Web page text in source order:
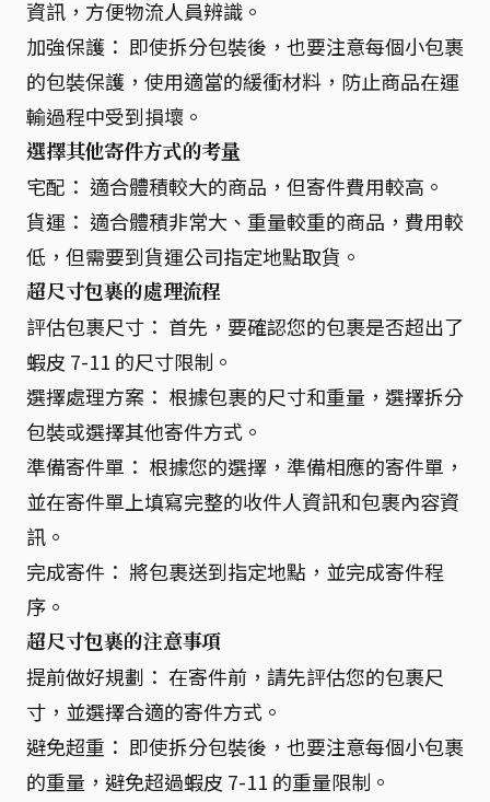
資訊，方便物流人員辨識。
加強保護： 即使拆分包裝後，也要注意每個小包裹
的包裝保護，使用適當的緩衝材料，防止商品在運
輸過程中受到損壞。
選擇其他寄件方式的考量
宅配： 適合體積較大的商品，但寄件費用較高。
貨運： 適合體積非常大、重量較重的商品，費用較
低，但需要到貨運公司指定地點取貨。
超尺寸包裹的處理流程
評估包裹尺寸： 首先，要確認您的包裹是否超出了
蝦皮 7-11 的尺寸限制。
選擇處理方案： 根據包裹的尺寸和重量，選擇拆分
包裝或選擇其他寄件方式。
準備寄件單： 根據您的選擇，準備相應的寄件單，
並在寄件單上填寫完整的收件人資訊和包裹內容資
訊。
完成寄件： 將包裹送到指定地點，並完成寄件程
序。
超尺寸包裹的注意事項
提前做好規劃： 在寄件前，請先評估您的包裹尺
寸，並選擇合適的寄件方式。
避免超重： 即使拆分包裝後，也要注意每個小包裹
的重量，避免超過蝦皮 7-11 的重量限制。